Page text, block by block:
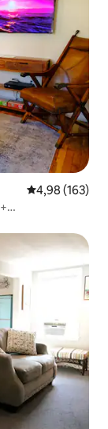
Note
4,98 (163)